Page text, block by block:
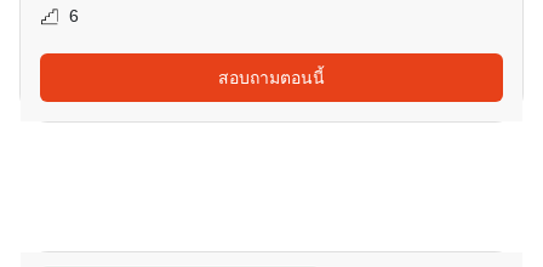
6
สอบถามตอนนี้